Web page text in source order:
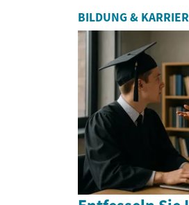
BILDUNG &